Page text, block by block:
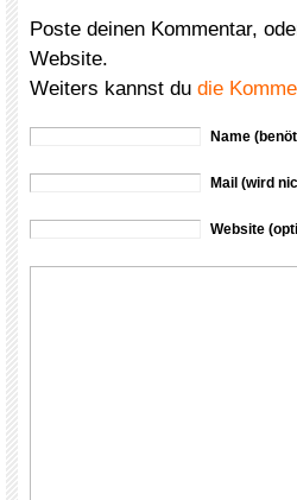
Poste deinen Kommentar,
Website.
Weiters kannst du die
Name
Mail (wird
Website